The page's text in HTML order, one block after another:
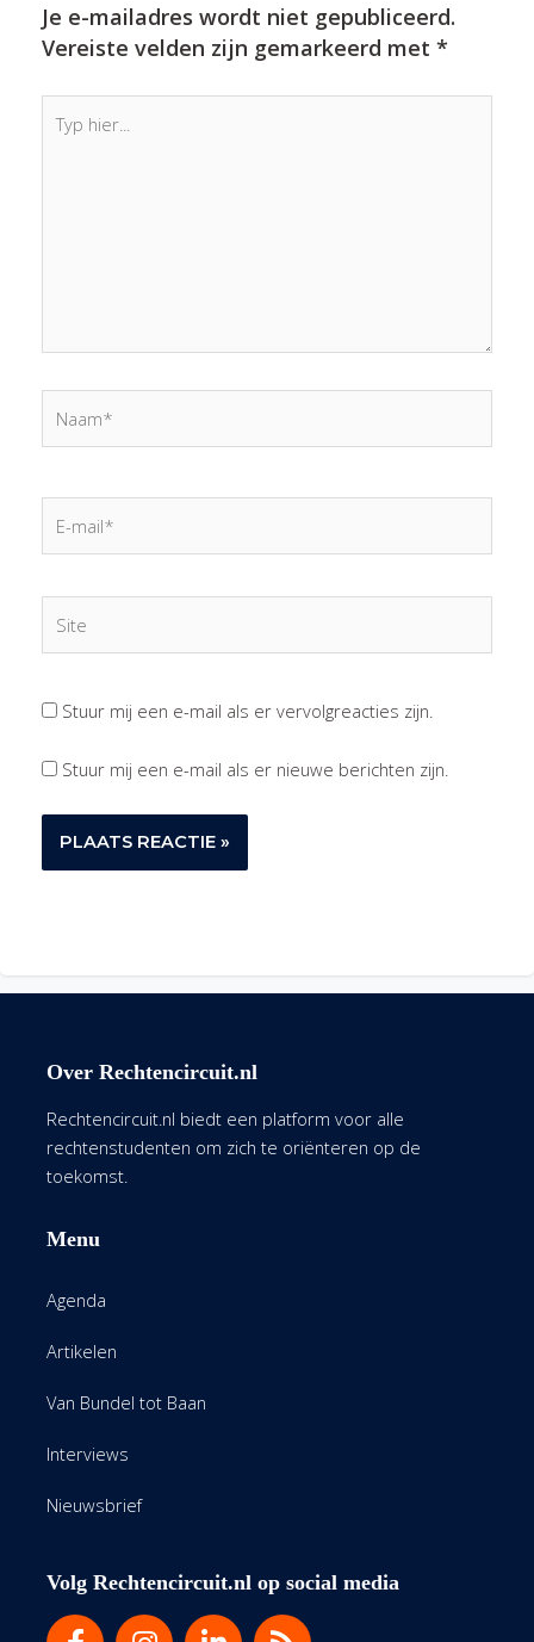
Je e-mailadres wordt niet gepubliceerd.
Vereiste velden zijn gemarkeerd met *
hier...
mail*
Stuur mij een e-mail als er vervolgreacties zijn.
Stuur mij een e-mail als er nieuwe berichten zijn.
Over Rechtencircuit.nl
Rechtencircuit.nl biedt een platform voor alle
rechtenstudenten om zich te oriënteren op de
toekomst.
Menu
Agenda
Artikelen
Van Bundel tot Baan
Interviews
Nieuwsbrief
Volg Rechtencircuit.nl op social media